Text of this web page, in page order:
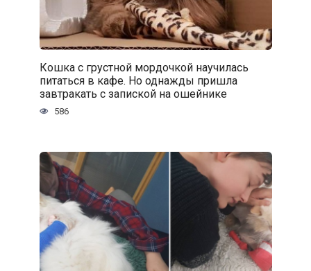
Кошка с грустной мордочкой научилась
питаться в кафе. Но однажды пришла
завтракать с запиской на ошейнике
586